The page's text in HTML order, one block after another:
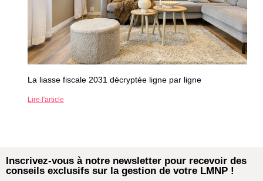
La liasse fiscale 2031 décryptée ligne par ligne
Lire l'article
Inscrivez-vous à notre newsletter pour recevoir des
conseils exclusifs sur la gestion de votre LMNP !